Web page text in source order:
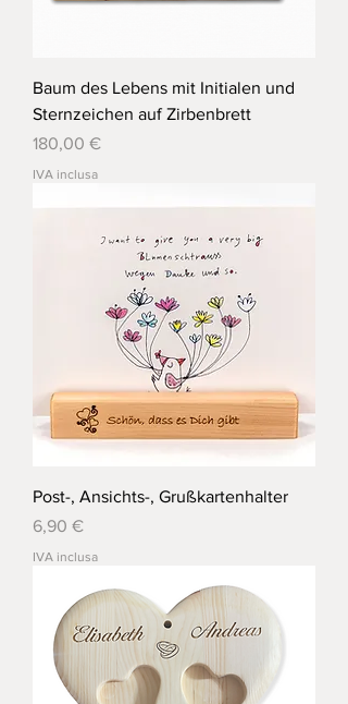
Baum des Lebens mit Initialen und
Sternzeichen auf Zirbenbrett
Prezzo
180,00 €
IVA inclusa
Post-, Ansichts-, Grußkartenhalter
Prezzo
6,90 €
IVA inclusa